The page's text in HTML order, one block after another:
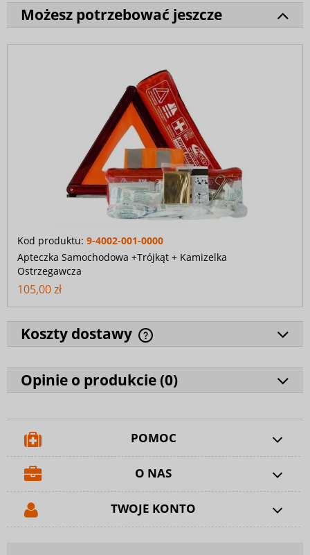
Możesz potrzebować jeszcze
Kod produktu: 9-4002-001-0000
Apteczka Samochodowa +Trójkąt + Kamizelka
Ostrzegawcza
105,00 zł
Koszty dostawy
Opinie o produkcie (0)
POMOC
O NAS
TWOJE KONTO